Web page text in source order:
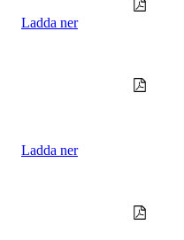
Ladda ner
Ladda ner